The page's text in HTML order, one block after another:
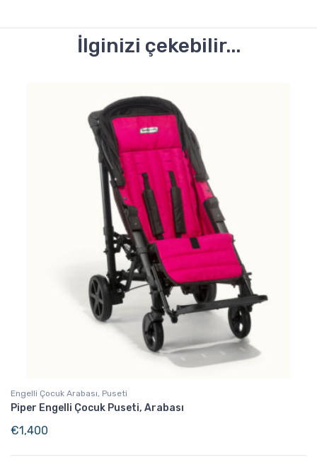
İlginizi çekebilir...
Engelli Çocuk Arabası, Puseti
Piper Engelli Çocuk Puseti, Arabası
€1,400